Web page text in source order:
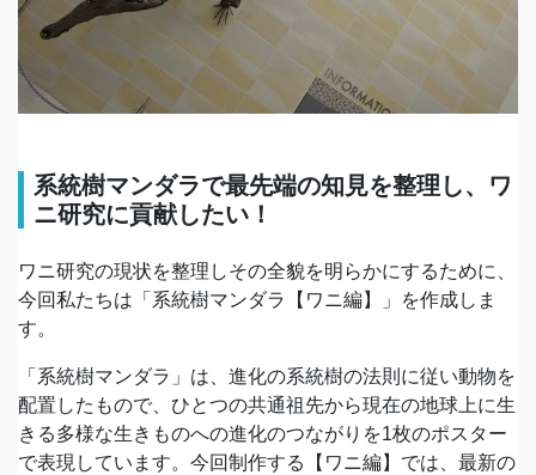
系統樹マンダラで最先端の知見を整理し、ワ
ニ研究に貢献したい！
ワニ研究の現状を整理しその全貌を明らかにするために、
今回私たちは「系統樹マンダラ【ワニ編】」を作成しま
す。
「系統樹マンダラ」は、進化の系統樹の法則に従い動物を
配置したもので、ひとつの共通祖先から現在の地球上に生
きる多様な生きものへの進化のつながりを1枚のポスター
で表現しています。今回制作する【ワニ編】では、最新の